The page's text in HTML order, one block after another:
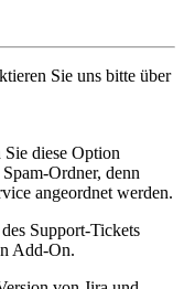
Sie uns bitte über
Sie diese Option
Ordner, denn
angeordnet werden.
Support-Tickets
Add-On.